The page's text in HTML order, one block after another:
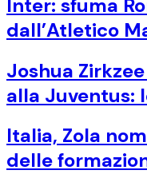
dall’Atletico
Joshua
alla Juventus:
Italia, Zola
delle